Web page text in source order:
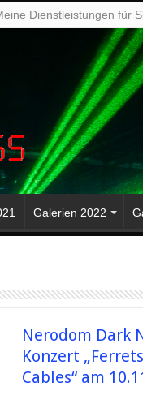
Dienstleistungen für
Galerien 2022
Nerodom Dark
Konzert
Cables“ am